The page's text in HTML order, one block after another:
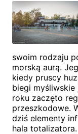
swoim rodzaju
morską aurą.
kiedy pruscy
biegi myśliwskie
roku zaczęto
przeszkodowe.
dziś elementy
hala totalizatora.